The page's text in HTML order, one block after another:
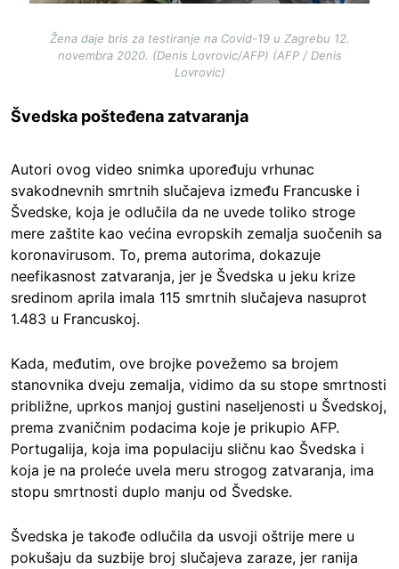
Žena daje bris za testiranje na Covid-19 u Zagrebu 12.
novembra 2020. (Denis Lovrovic/AFP) (AFP / Denis
Lovrovic)
Švedska pošteđena zatvaranja
Autori ovog video snimka upoređuju vrhunac
svakodnevnih smrtnih slučajeva između Francuske i
Švedske, koja je odlučila da ne uvede toliko stroge
mere zaštite kao većina evropskih zemalja suočenih sa
koronavirusom. To, prema autorima, dokazuje
neefikasnost zatvaranja, jer je Švedska u jeku krize
sredinom aprila imala 115 smrtnih slučajeva nasuprot
1.483 u Francuskoj.
Kada, međutim, ove brojke povežemo sa brojem
stanovnika dveju zemalja, vidimo da su stope smrtnosti
približne, uprkos manjoj gustini naseljenosti u Švedskoj,
prema zvaničnim podacima koje je prikupio AFP.
Portugalija, koja ima populaciju sličnu kao Švedska i
koja je na proleće uvela meru strogog zatvaranja, ima
stopu smrtnosti duplo manju od Švedske.
Švedska je takođe odlučila da usvoji oštrije mere u
pokušaju da suzbije broj slučajeva zaraze, jer ranija